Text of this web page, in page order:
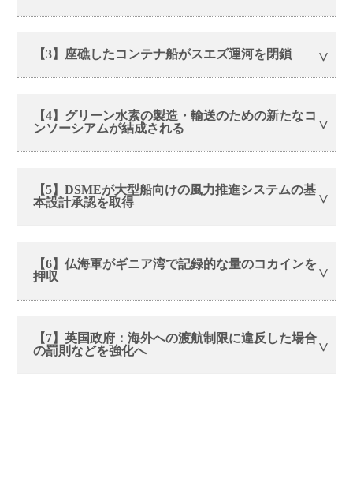
【3】座礁したコンテナ船がスエズ運河を閉鎖
【4】グリーン水素の製造・輸送のための新たなコ
ンソーシアムが結成される
【5】DSMEが大型船向けの風力推進システムの基
本設計承認を取得
【6】仏海軍がギニア湾で記録的な量のコカインを
押収
【7】英国政府：海外への渡航制限に違反した場合
の罰則などを強化へ